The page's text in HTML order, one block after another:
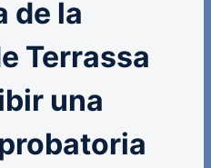
de la
Terrassa
una